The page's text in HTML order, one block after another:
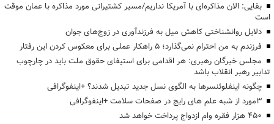
بقایی: الان مذاکره‌ای با آمریکا نداریم/مسیر کشتیرانی مورد مذاکره با عمان موقت
است
دلایل روانشناختی کاهش میل به فرزندآوری در زوج‌های جوان
فرزندم به من احترام نمی‌گذارد؛ ۵ راهکار عملی برای معکوس کردن این رفتار
مجلس خبرگان رهبری: هر اقدامی برای استیفای حقوق ملت باید در چارچوب
تدابیر رهبر انقلاب باشد
چگونه اینفلوئنسرها به الگوی نسل جدید تبدیل شدند؟ +اینفوگرافی
3مورد از شبه علم های رایج در صفحات سلامت +اینفوگرافی
۴۵۰ هزار فقره وام ازدواج پرداخت خواهد شد